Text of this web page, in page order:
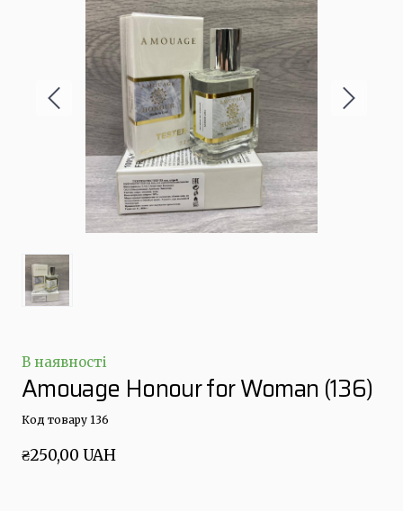
В наявності
Amouage Honour for Woman (136)
Код товару 136
₴250,00 UAH